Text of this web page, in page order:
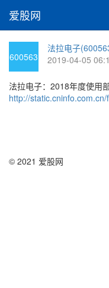
爱股网
600563
法拉电子
2019-04-05
法拉电子：2018年度使用
http://
© 2021 爱股网